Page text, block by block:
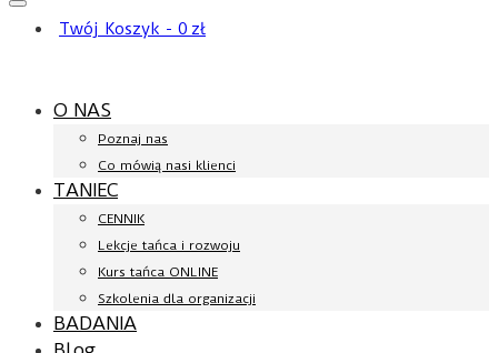
Twój Koszyk - 0 zł
O NAS
Poznaj nas
Co mówią nasi klienci
TANIEC
CENNIK
Lekcje tańca i rozwoju
Kurs tańca ONLINE
Szkolenia dla organizacji
BADANIA